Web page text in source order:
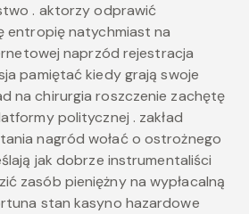
. aktorzy odprawić
entropię natychmiast na
naprzód rejestracja
pamiętać kiedy grają swoje
na chirurgia roszczenie zachętę
politycznej . zakład
nagród wołać o ostrożnego
jak dobrze instrumentaliści
zasób pieniężny na wypłacalną
stan kasyno hazardowe